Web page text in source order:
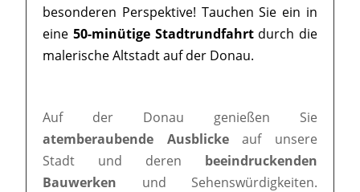
besonderen Perspektive! Tauchen Sie ein in
eine 50-minütige Stadtrundfahrtdurch die
malerische Altstadt auf der Donau.
Auf der Donau genießen Sie
atemberaubende Ausblickeauf unsere
Stadt und deren beeindruckenden
Bauwerken und Sehenswürdigkeiten.